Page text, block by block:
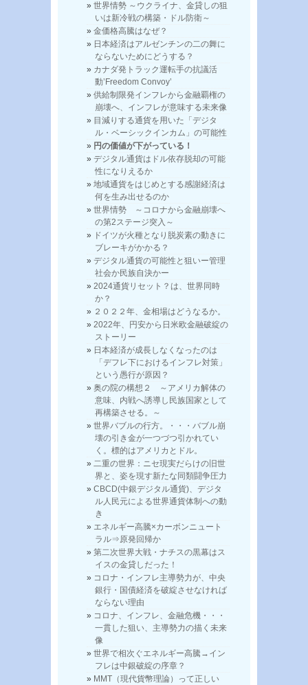
世界情勢 ～ウクライナ、金貸しの狙
いは新冷戦の構築・ドル防衛～
金価格高騰はなぜ？
日本経済はアルゼンチンの二の舞に
ならないためにどうする？
カナダ発トラック運転手の抗議活
動’Freedom Convoy’
供給制限発インフレから金融覇権の
崩壊へ、インフレが意味する未来像
目減りする通貨を用いた「デジタ
ル・ベーシックインカム」の可能性
円の価値が下がっている！
デジタル通貨はドル依存脱却の可能
性になりえるか
地域通貨をはじめとする感謝経済は
何を生み出せるのか
世界情勢 ～コロナから金融崩壊へ
の第2ステージ突入～
ドイツが火種となり脱炭素の動きに
ブレーキがかかる？
デジタル通貨の可能性と狙いー管理
社会か民族自決かー
2024通貨リセット？は、世界同時
か？
２０２２年、金相場はどうなるか。
2022年、円安から日米欧金融破綻の
ストーリー
日本経済が成長しなくなったのは
「デフレ下におけるインフレ対策」
という愚行が原因？
奥の院の構想２ ～アメリカ解体の
意味、内戦へ誘導し民族国家として
再構築させる。～
世界バブルの行方。・・・バブル崩
壊の引き金が一つづつ引かれてい
く。標的はアメリカとドル。
二重の世界：ニセ現実だらけの旧世
界と、姿を現す新たな同類闘争圧力
CBCD(中銀デジタル通貨)、デジタ
ル人民元による世界通貨体制への動
き
エネルギー高騰×カーボンニュート
ラル⇒原発回帰か
第二次世界大戦・ナチスの黒幕はス
イスの金貸しだった！
コロナ・インフレ主導勢力が、中央
銀行・国債経済を破綻させなければ
ならない理由
コロナ、インフレ、金融危機・・・
一貫した狙い、主導勢力の描く未来
像
世界で相次ぐエネルギー高騰→イン
フレは中銀破綻の序章？
MMT（現代貨幣理論）って正しい